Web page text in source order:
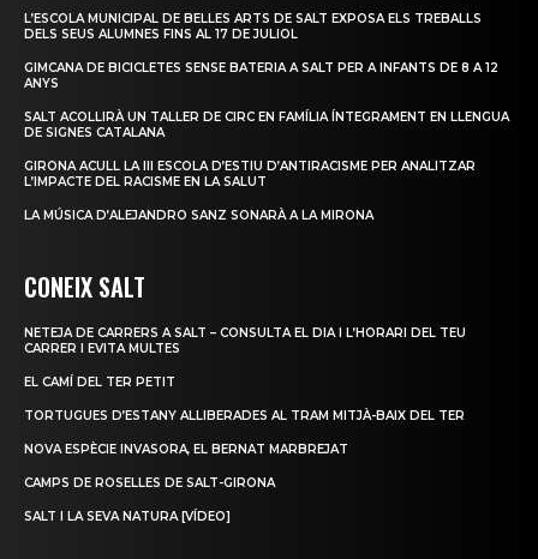
L’ESCOLA MUNICIPAL DE BELLES ARTS DE SALT EXPOSA ELS TREBALLS
DELS SEUS ALUMNES FINS AL 17 DE JULIOL
GIMCANA DE BICICLETES SENSE BATERIA A SALT PER A INFANTS DE 8 A 12
ANYS
SALT ACOLLIRÀ UN TALLER DE CIRC EN FAMÍLIA ÍNTEGRAMENT EN LLENGUA
DE SIGNES CATALANA
GIRONA ACULL LA III ESCOLA D’ESTIU D’ANTIRACISME PER ANALITZAR
L’IMPACTE DEL RACISME EN LA SALUT
LA MÚSICA D’ALEJANDRO SANZ SONARÀ A LA MIRONA
CONEIX SALT
NETEJA DE CARRERS A SALT – CONSULTA EL DIA I L’HORARI DEL TEU
CARRER I EVITA MULTES
EL CAMÍ DEL TER PETIT
TORTUGUES D’ESTANY ALLIBERADES AL TRAM MITJÀ-BAIX DEL TER
NOVA ESPÈCIE INVASORA, EL BERNAT MARBREJAT
CAMPS DE ROSELLES DE SALT-GIRONA
SALT I LA SEVA NATURA [VÍDEO]